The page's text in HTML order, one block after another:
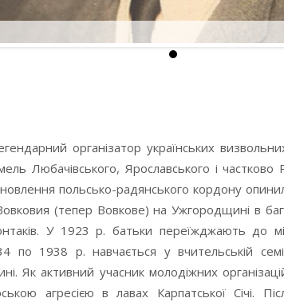
організатор українських
Любачівського, Ярославського і частково
польсько-радянського кордону
(тепер Вовкове) на Ужгородщині в
У 1923 р. батьки переїжджають до
по 1938 р. навчається у вчительській
Як активний учасник молодіжних
агресією в лавах Карпатської Січі.